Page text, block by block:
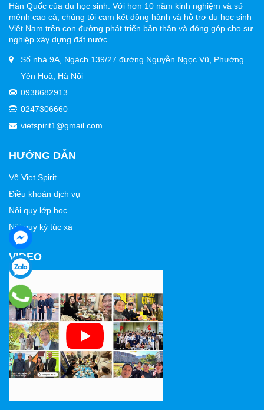
Hàn Quốc của du học sinh. Với hơn 10 năm kinh nghiệm và sứ
mệnh cao cả, chúng tôi cam kết đồng hành và hỗ trợ du học sinh
Việt Nam trên con đường phát triển bản thân và đóng góp cho sự
nghiệp xây dựng đất nước.
Số nhà 9A, Ngách 139/27 đường Nguyễn Ngọc Vũ, Phường
Yên Hoà, Hà Nội
0938682913
0247306660
vietspirit1@gmail.com
HƯỚNG DẪN
Về Viet Spirit
Điều khoản dịch vụ
Nội quy lớp học
Nội quy ký túc xá
VIDEO